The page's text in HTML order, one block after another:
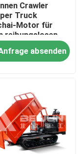
Crawler
Truck
Motor für
reibungslosen
von
absenden